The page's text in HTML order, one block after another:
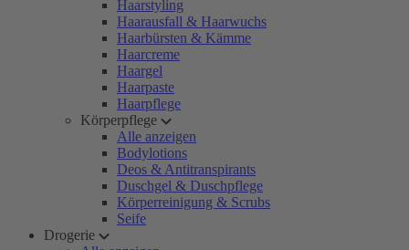
Haarstyling
Haarausfall & Haarwuchs
Haarbürsten & Kämme
Haarcreme
Haargel
Haarpaste
Haarpflege
Körperpflege
Alle anzeigen
Bodylotions
Deos & Antitranspirants
Duschgel & Duschpflege
Körperreinigung & Scrubs
Seife
Drogerie